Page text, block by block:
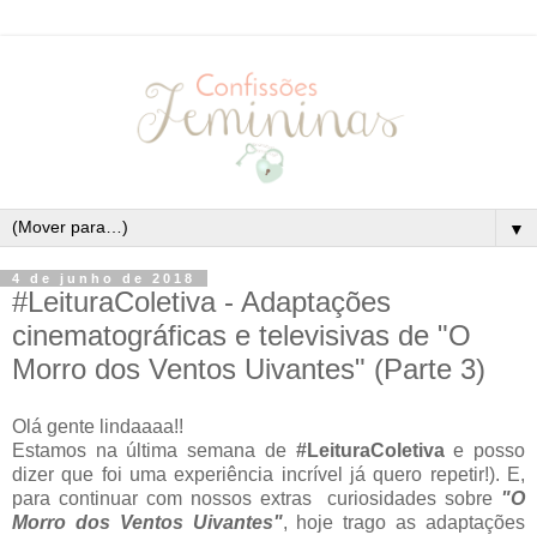
▼
4 de junho de 2018
#LeituraColetiva - Adaptações
cinematográficas e televisivas de "O
Morro dos Ventos Uivantes" (Parte 3)
Olá gente lindaaaa!!
Estamos na última semana de #LeituraColetivae posso
dizer que foi uma experiência incrível já quero repetir!). E,
para continuar com nossos extras curiosidades sobre "O
Morro dos Ventos Uivantes", hoje trago as adaptações